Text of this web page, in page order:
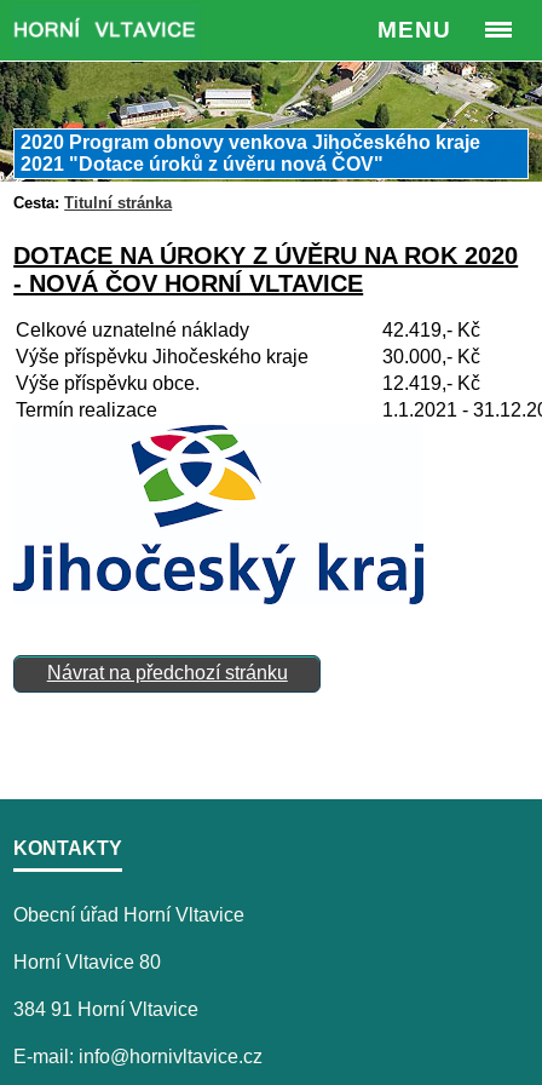
MENU
2020 Program obnovy venkova Jihočeského kraje
2021 "Dotace úroků z úvěru nová ČOV"
Cesta: Titulní stránka
DOTACE NA ÚROKY Z ÚVĚRU NA ROK 2020
- NOVÁ ČOV HORNÍ VLTAVICE
Celkové uznatelné náklady
42.419,- Kč
Výše příspěvku Jihočeského kraje
30.000,- Kč
Výše příspěvku obce.
12.419,- Kč
Termín realizace
1.1.2021 -
Návrat na předchozí stránku
KONTAKTY
Obecní úřad Horní Vltavice
Horní Vltavice 80
384 91 Horní Vltavice
E-mail: info@hornivltavice.cz